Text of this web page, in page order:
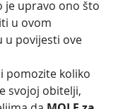
je upravo ono što
u ovom
u povijesti ove
pomozite koliko
svojoj obitelji,